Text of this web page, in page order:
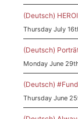
(Deutsch)
Thursday July
(Deutsch)
Monday June
(Deutsch)
Thursday June